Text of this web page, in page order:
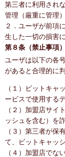
第三者に利用され
管理（厳重に管理
２．ユーザが前項
生した一切の損害
第８条（禁止事項）
ユーザは以下の各
があると合理的に
（１）ビットキャ
ービスで使用する
（２）加盟店サイ
ッシュを含む）を
（３）第三者が保
て、ビットキャッ
（４）加盟店でな